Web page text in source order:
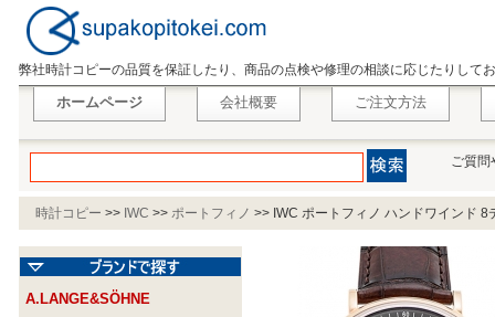
弊社時計コピーの品質を保証したり、商品の点検や修理の相談に応じたりして
ホームページ 会社概要 ご注文方法
ご質問
時計コピー >> IWC >> ポートフィノ >> IWC ポートフィノ ハンドワインド
A.LANGE&SÖHNE